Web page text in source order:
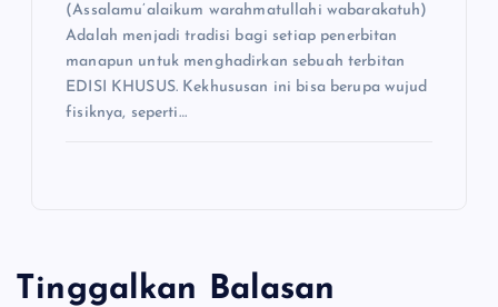
(Assalamu’alaikum warahmatullahi wabarakatuh)
Adalah menjadi tradisi bagi setiap penerbitan
manapun untuk menghadirkan sebuah terbitan
EDISI KHUSUS. Kekhususan ini bisa berupa wujud
fisiknya, seperti…
Tinggalkan Balasan